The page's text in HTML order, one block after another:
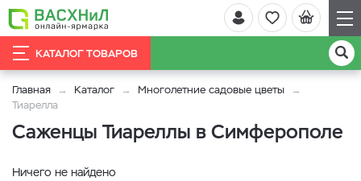
КАТАЛОГ ТОВАРОВ
Главная Каталог
Многолетние садовые цветы
Тиарелла
Саженцы Тиареллы в Симферополе
Ничего не найдено